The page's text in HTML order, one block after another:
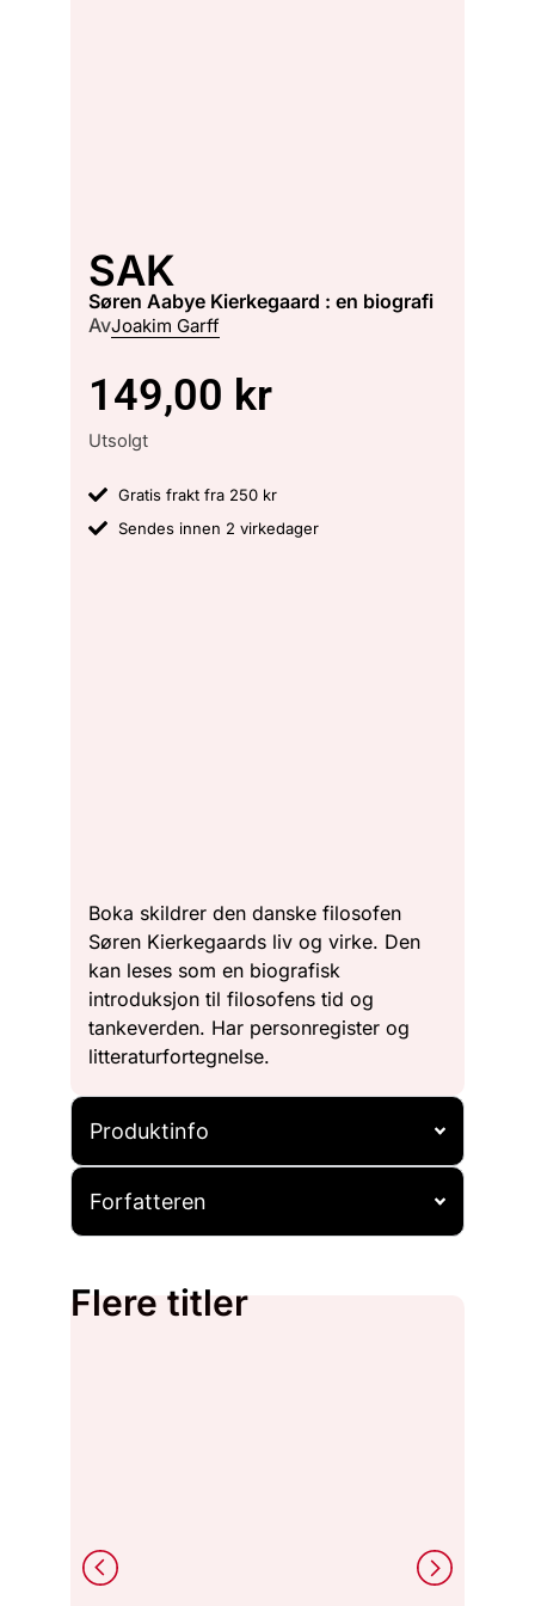
SAK
Søren Aabye Kierkegaard : en biografi
AvJoakim Garff
149,00 kr
Utsolgt
Gratis frakt fra 250 kr
Sendes innen 2 virkedager
Boka skildrer den danske filosofen
Søren Kierkegaards liv og virke. Den
kan leses som en biografisk
introduksjon til filosofens tid og
tankeverden. Har personregister og
litteraturfortegnelse.
Produktinfo
Forfatteren
Flere titler